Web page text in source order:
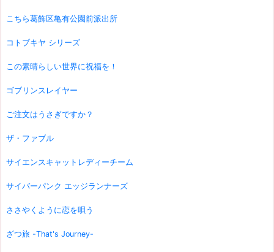
こちら葛飾区亀有公園前派出所
コトブキヤ シリーズ
この素晴らしい世界に祝福を！
ゴブリンスレイヤー
ご注文はうさぎですか？
ザ・ファブル
サイエンスキャットレディーチーム
サイバーパンク エッジランナーズ
ささやくように恋を唄う
ざつ旅 -That's Journey-